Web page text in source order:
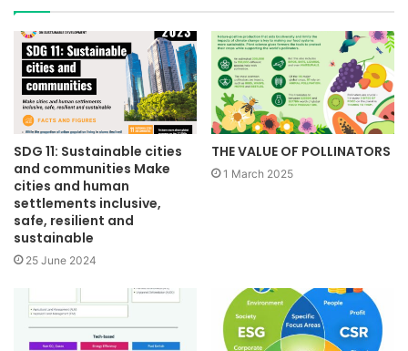
SDG 11: Sustainable cities
and communities Make
cities and human
settlements inclusive,
safe, resilient and
sustainable
25 June 2024
THE VALUE OF POLLINATORS
1 March 2025